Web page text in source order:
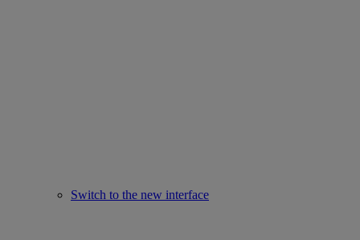
Switch to the new interface